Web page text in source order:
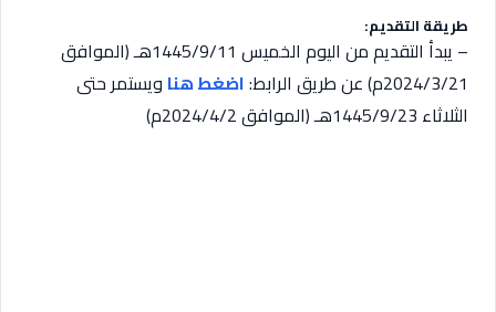
طريقة التقديم:
– يبدأ التقديم من اليوم الخميس 1445/9/11هـ (الموافق
2024/3/21م) عن طريق الرابط:
اضغط هنا ويستمر حتى
الثلاثاء 1445/9/23هـ (الموافق 2024/4/2م)